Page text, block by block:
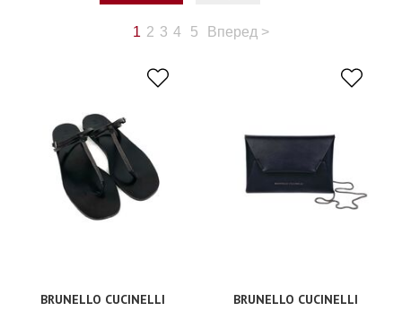
1 2 3 4 5 Вперед >
BRUNELLO CUCINELLI BRUNELLO CUCINELLI